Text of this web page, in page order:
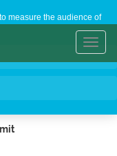
Languages
measure the audience of